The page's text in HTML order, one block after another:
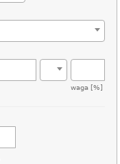
waga [%]